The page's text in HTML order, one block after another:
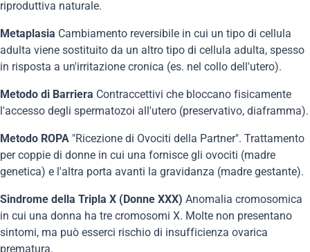
riproduttiva naturale.
Metaplasia Cambiamento reversibile in cui un tipo di cellula
adulta viene sostituito da un altro tipo di cellula adulta, spesso
in risposta a un'irritazione cronica (es. nel collo dell'utero).
Metodo di Barriera Contraccettivi che bloccano fisicamente
l'accesso degli spermatozoi all'utero (preservativo, diaframma).
Metodo ROPA "Ricezione di Ovociti della Partner". Trattamento
per coppie di donne in cui una fornisce gli ovociti (madre
genetica) e l'altra porta avanti la gravidanza (madre gestante).
Sindrome della Tripla X (Donne XXX) Anomalia cromosomica
in cui una donna ha tre cromosomi X. Molte non presentano
sintomi, ma può esserci rischio di insufficienza ovarica
prematura.